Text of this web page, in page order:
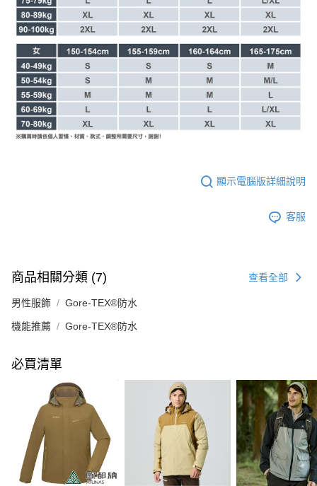
顯示電腦版詳細說明
客服
商品相關分類 (7) 查看全部
男性服飾 Gore-TEX®防水
機能推薦 Gore-TEX®防水
必買清單